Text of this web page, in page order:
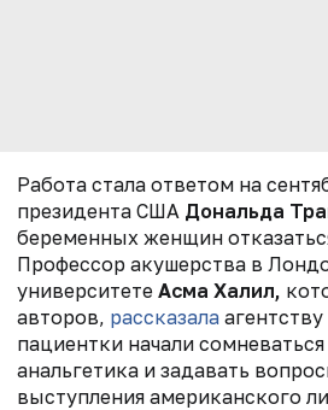
Работа стала ответом на
президента США Дональда
беременных женщин
Профессор акушерства в
университете Асма Халил,
авторов, рассказала
пациентки начали
анальгетика и задавать
выступления американского